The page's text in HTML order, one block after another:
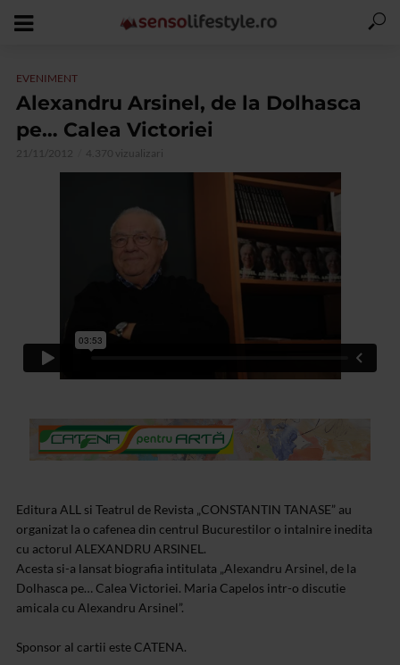
EVENIMENT
Alexandru Arsinel, de la Dolhasca
pe… Calea Victoriei
21/11/2012 4.370 vizualizari
Editura ALL si Teatrul de Revista „CONSTANTIN TANASE” au
organizat la o cafenea din centrul Bucurestilor o intalnire inedita
cu actorul ALEXANDRU ARSINEL.
Acesta si-a lansat biografia intitulata „Alexandru Arsinel, de la
Dolhasca pe… Calea Victoriei. Maria Capelos intr-o discutie
amicala cu Alexandru Arsinel”.
Sponsor al cartii este CATENA.